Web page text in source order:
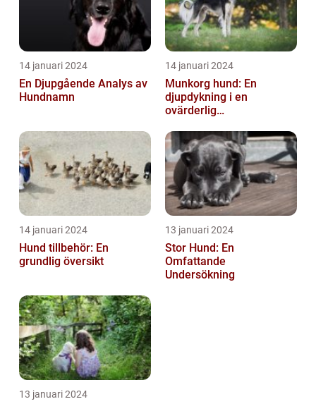
14 januari 2024
En Djupgående Analys av
Hundnamn
14 januari 2024
Munkorg hund: En
djupdykning i en
ovärderlig
14 januari 2024
Hund tillbehör: En
grundlig översikt
13 januari 2024
Stor Hund: En
Omfattande
Undersökning
13 januari 2024